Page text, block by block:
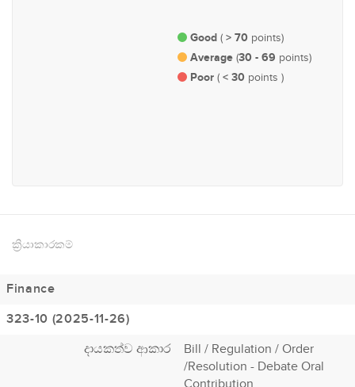
Good ( > 70 points)
Average (30 - 69 points)
Poor ( < 30 points )
ක්‍රියාකාරකම්
Finance
323-10 (2025-11-26)
දායකත්ව ආකාර
Bill / Regulation / Order
/Resolution - Debate Oral